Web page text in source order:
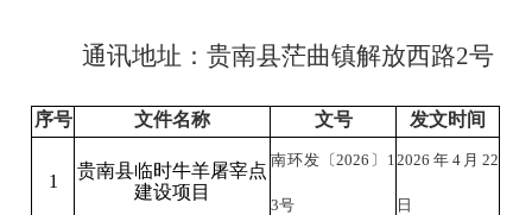
通讯地址：贵南县茫曲镇解放西路2号
序号 文件名称 文号 发文时间
1
贵南县临时牛羊屠宰点
建设项目
南环发〔2026 〕 1
3号
2026 年 4月22
日